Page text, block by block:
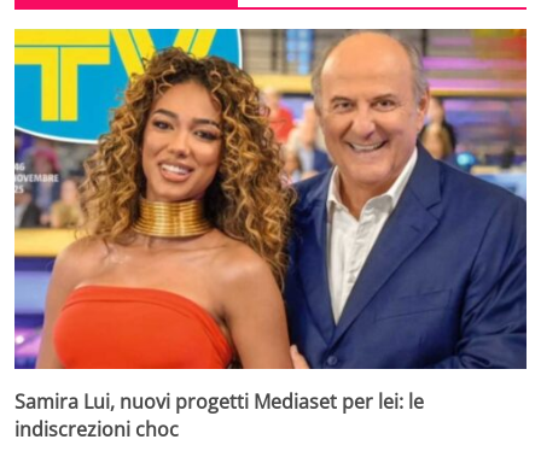
Samira Lui, nuovi progetti Mediaset per lei: le
indiscrezioni choc